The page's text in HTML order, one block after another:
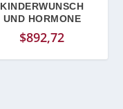
KINDERWUNSCH
UND HORMONE
$892,72